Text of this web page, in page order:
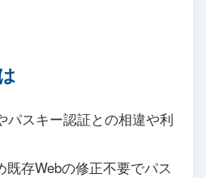
スキー認証との相違や利
存Webの修正不要でパス